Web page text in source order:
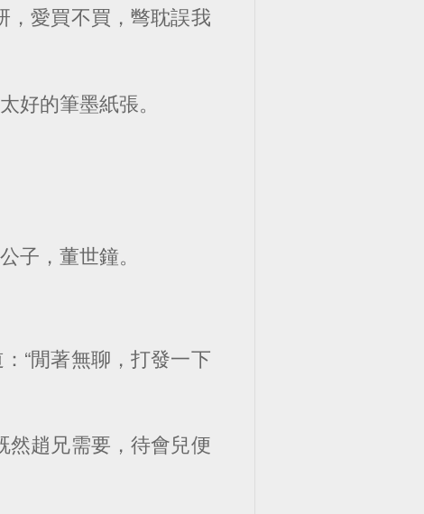
，愛買不買，彆耽誤我
好的筆墨紙張。
子，董世鐘。
“閒著無聊，打發一下
然趙兄需要，待會兒便